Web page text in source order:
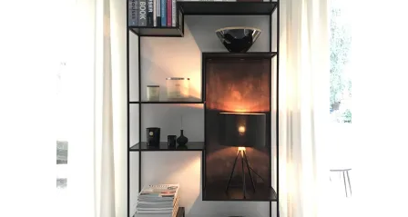
COOKWARE FERLEON
ZUBEHÖR FERLEON